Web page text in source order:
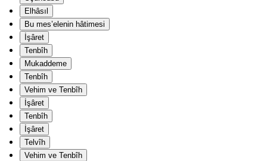
Elhâsıl
Bu mes’elenin hâtimesi
İşâret
Tenbîh
Mukaddeme
Tenbîh
Vehim ve Tenbîh
İşâret
Tenbîh
İşâret
Telvîh
Vehim ve Tenbîh